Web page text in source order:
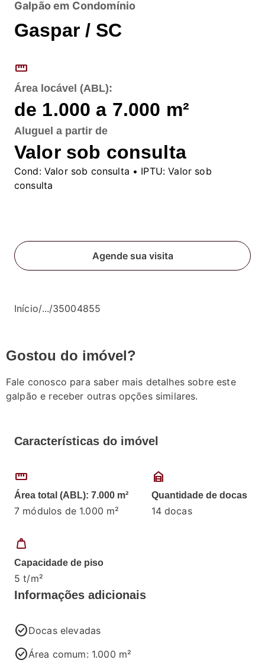
Galpão em Condomínio
Gaspar / SC
straighten
Área locável (ABL):
de 1.000 a 7.000 m²
Aluguel a partir de
Valor sob consulta
Cond:Valor sob consulta • IPTU: Valor sob
consulta
Agende sua visita
Início/.../35004855
Gostou do imóvel?
Fale conosco para saber mais detalhes sobre este
galpão e receber outras opções similares.
Características do imóvel
straighten
Área total (ABL): 7.000 m²
7 módulos de 1.000 m²
garage_home
Quantidade de docas
14 docas
weight
Capacidade de piso
5 t/m²
Informações adicionais
check_circleDocas elevadas
check_circleÁrea comum: 1.000 m²